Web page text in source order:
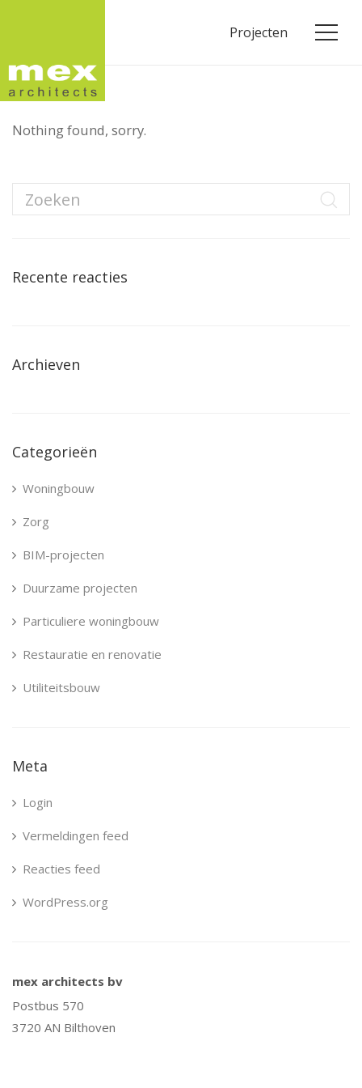
Projecten
Nothing found, sorry.
Recente reacties
Archieven
Categorieën
Woningbouw
Zorg
BIM-projecten
Duurzame projecten
Particuliere woningbouw
Restauratie en renovatie
Utiliteitsbouw
Meta
Login
Vermeldingen feed
Reacties feed
WordPress.org
mex architects bv
Postbus 570
3720 AN Bilthoven